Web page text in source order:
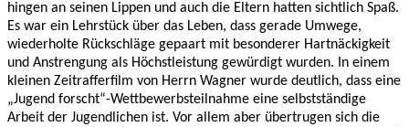
hingen an seinen Lippen und auch die Eltern hatten sichtlich Spaß.
Es war ein Lehrstück über das Leben, dass gerade Umwege,
wiederholte Rückschläge gepaart mit besonderer Hartnäckigkeit
und Anstrengung als Höchstleistung gewürdigt wurden. In einem
kleinen Zeitrafferfilm von Herrn Wagner wurde deutlich, dass eine
„Jugend forscht“-Wettbewerbsteilnahme eine selbstständige
Arbeit der Jugendlichen ist. Vor allem aber übertrugen sich die